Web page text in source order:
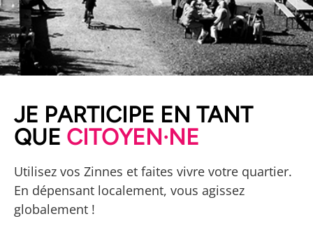
TRAPPISTE
sans faire mousser les banques
JE PARTICIPE EN TANT
QUE CITOYEN·NE
Utilisez vos Zinnes et faites vivre votre quartier.
En dépensant localement, vous agissez
globalement !